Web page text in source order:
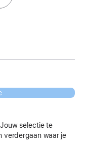
selectie te
verdergaan waar je